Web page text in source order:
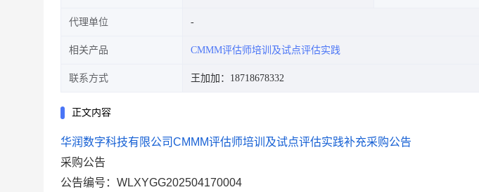
代理单位
相关产品 CMMM评估师培训及试点评估实践
联系方式 王加加：18718678332
正文内容
华润数字科技有限公司CMMM评估师培训及试点评估实践补充采购公告
采购公告
公告编号： WLXYGG202504170004